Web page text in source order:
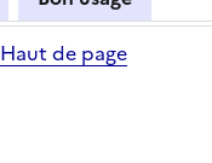
Haut de page